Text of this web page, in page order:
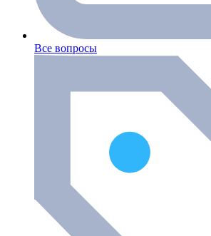
Все вопросы